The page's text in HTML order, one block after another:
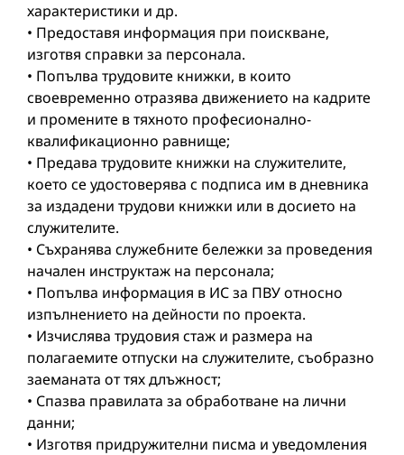
характеристики и др.
• Предоставя информация при поискване,
изготвя справки за персонала.
• Попълва трудовите книжки, в които
своевременно отразява движението на кадрите
и промените в тяхното професионално-
квалификационно равнище;
• Предава трудовите книжки на служителите,
което се удостоверява с подписа им в дневника
за издадени трудови книжки или в досието на
служителите.
• Съхранява служебните бележки за проведения
начален инструктаж на персонала;
• Попълва информация в ИС за ПВУ относно
изпълнението на дейности по проекта.
• Изчислява трудовия стаж и размера на
полагаемите отпуски на служителите, съобразно
заеманата от тях длъжност;
• Спазва правилата за обработване на лични
данни;
• Изготвя придружителни писма и уведомления